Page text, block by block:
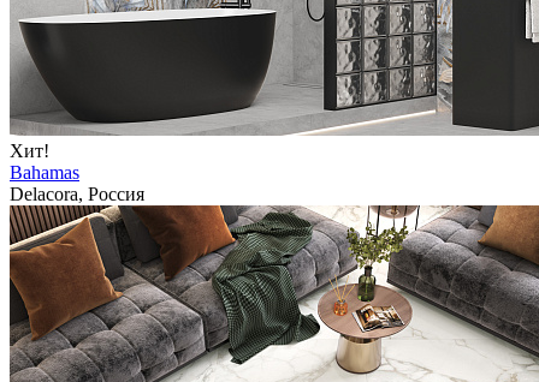
Хит!
Bahamas
Delacora, Россия